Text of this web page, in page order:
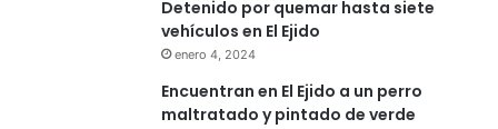
Detenido por quemar hasta siete
vehículos en El Ejido
enero 4, 2024
Encuentran en El Ejido a un perro
maltratado y pintado de verde